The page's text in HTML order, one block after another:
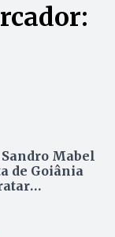
Mabel
de Goiânia